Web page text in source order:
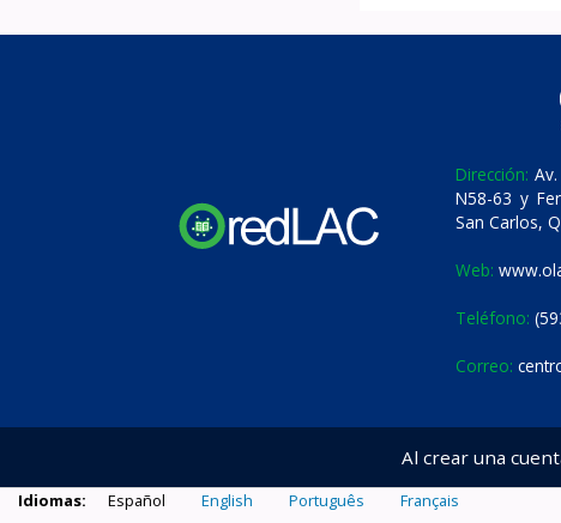
Dirección:
N58-63 y
San Carlos,
Web:
Teléfono:
Correo:
Al crear una
Idiomas: Español English Português Français